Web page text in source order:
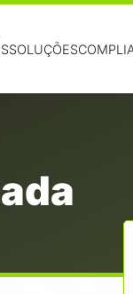
SOLUÇÕES